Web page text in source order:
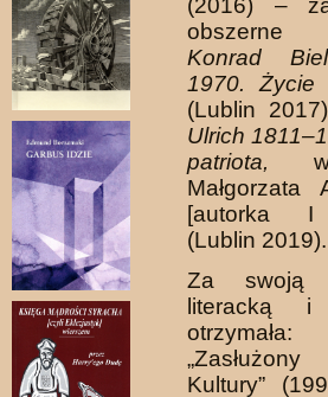
(2016) –
obszerne
Konrad
1970. Życie
(Lublin
Ulrich
patriota,
Małgorzata
[autorka I
(Lublin 2019).
Za swoją
literacką i
Kultury”